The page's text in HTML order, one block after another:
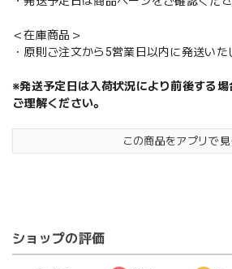
＜在庫商品＞
・原則ご注文から5営業日以内に発送いた
※発送予定日は入荷状況により前後する
ご理解ください。
この商品をアプリで見
ショップの評価